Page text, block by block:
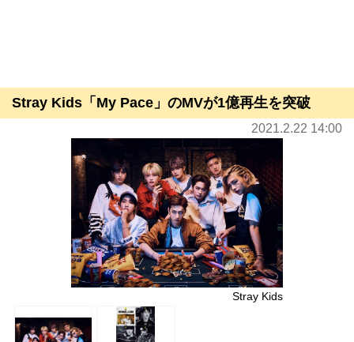
Stray Kids「My Pace」のMVが1億再生を突破
2021.2.22 14:00
Stray Kids